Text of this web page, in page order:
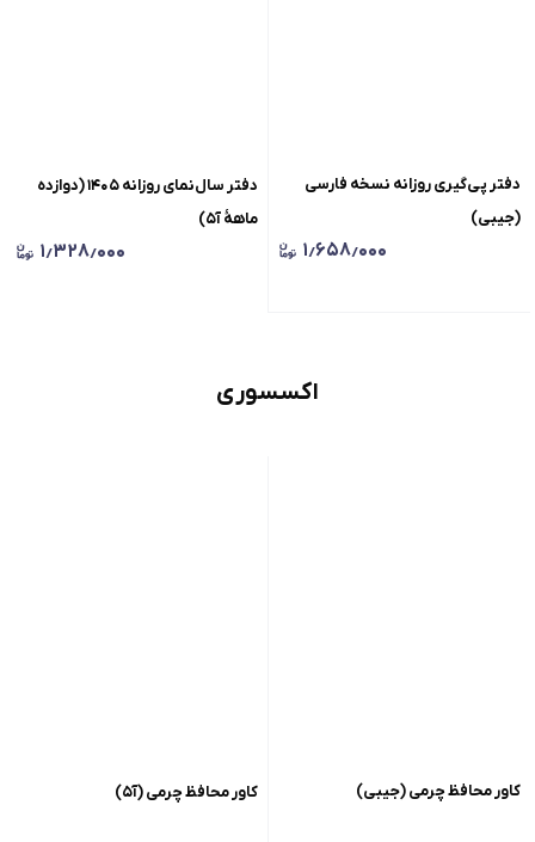
دفتر پی‌گیری روزانه نسخه‌ فارسی
(جیبی)
۱٫۶۵۸٫۰۰۰
دفتر سال‌نمای روزانه ۱۴۰۵ (دوازده
ماهۀ آ۵)
۱٫۳۲۸٫۰۰۰
اکسسوری
کاور محافظ چرمی (جیبی) کاور محافظ چرمی (آ۵)